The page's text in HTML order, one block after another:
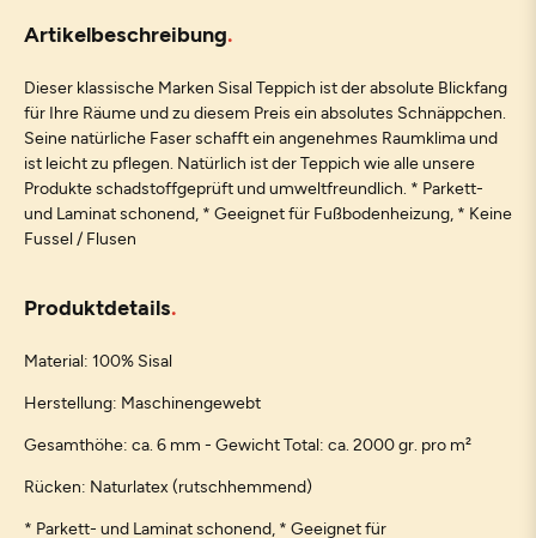
Artikelbeschreibung
Dieser klassische Marken Sisal Teppich ist der absolute Blickfang
für Ihre Räume und zu diesem Preis ein absolutes Schnäppchen.
Seine natürliche Faser schafft ein angenehmes Raumklima und
ist leicht zu pflegen. Natürlich ist der Teppich wie alle unsere
Produkte schadstoffgeprüft und umweltfreundlich. * Parkett-
und Laminat schonend, * Geeignet für Fußbodenheizung, * Keine
Fussel / Flusen
Produktdetails
Material: 100% Sisal
Herstellung: Maschinengewebt
Gesamthöhe: ca. 6 mm - Gewicht Total: ca. 2000 gr. pro m²
Rücken: Naturlatex (rutschhemmend)
* Parkett- und Laminat schonend, * Geeignet für